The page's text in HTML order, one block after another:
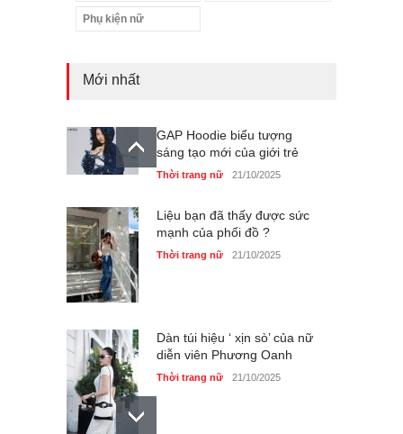
Phụ kiện nữ
Mới nhất
Liệu bạn đã thấy được sức
mạnh của phối đồ ?
Thời trang nữ 21/10/2025
Dàn túi hiệu ‘ xịn sò’ của nữ